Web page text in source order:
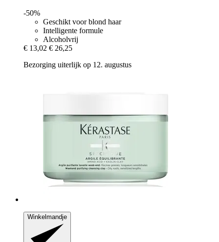
-50%
Geschikt voor blond haar
Intelligente formule
Alcoholvrij
€ 13,02 € 26,25
Bezorging uiterlijk op 12. augustus
Winkelmandje